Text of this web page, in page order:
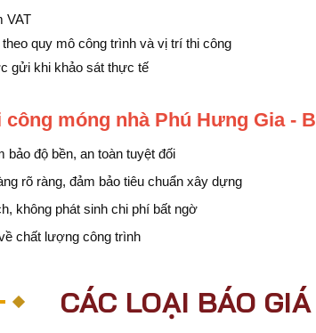
VAT
quy mô công trình và vị trí thi công
gửi khi khảo sát thực tế
công móng nhà Phú Hưng Gia -
độ bền, an toàn tuyệt đối
rõ ràng, đảm bảo tiêu chuẩn xây dựng
không phát sinh chi phí bất ngờ
chất lượng công trình
CÁC LOẠI BÁO